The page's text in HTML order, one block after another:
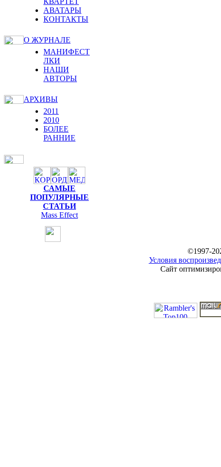
АВАТАРЫ
КОНТАКТЫ
О ЖУРНАЛЕ
МАНИФЕСТ
ЛКИ
НАШИ
АВТОРЫ
АРХИВЫ
2011
2010
БОЛЕЕ
РАННИЕ
САМЫЕ
ПОПУЛЯРНЫЕ
СТАТЬИ
Mass Effect
©1997-
Условия
Сайт